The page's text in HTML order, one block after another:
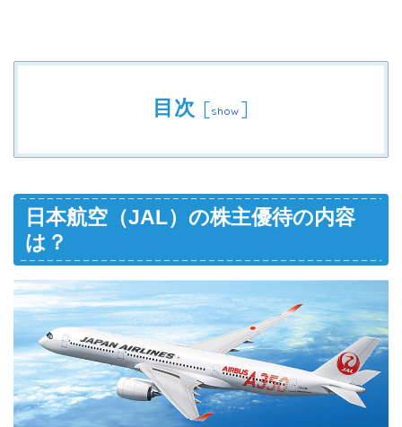
目次 [show ]
日本航空（JAL）の株主優待の内容
は？